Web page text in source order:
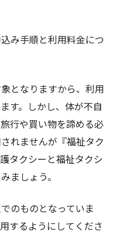
み手順と利用料金につ
となりますから、利用
す。しかし、体が不自
行や買い物を諦める必
れませんが『福祉タク
タクシーと福祉タクシ
ましょう。
のものとなっていま
するようにしてくださ